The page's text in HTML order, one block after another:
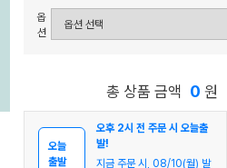
옵
션
총 상품 금액 0 원
오늘
출발
오후 2시 전 주문 시 오늘출
발!
지금 주문 시, 08/10(월) 발